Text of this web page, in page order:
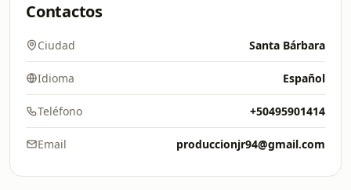
Contactos
Ciudad Santa Bárbara
Idioma Español
Teléfono +50495901414
Email produccionjr94@gmail.com